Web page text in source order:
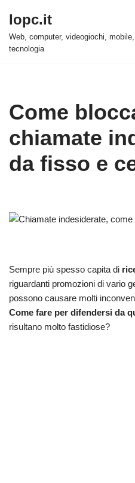
Vai
al
Iopc.it
Web, computer, videogiochi,
tecnologia
Come
chiamate
da fisso e
Sempre più spesso capita di
riguardanti promozioni di vario
possono causare molti
Come fare per difendersi da
risultano molto fastidiose?